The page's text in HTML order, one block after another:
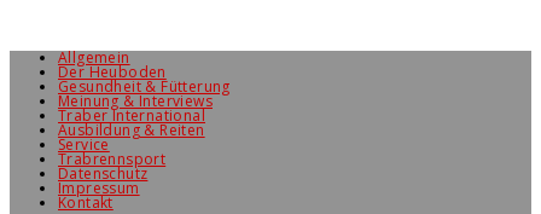
Allgemein
Der Heuboden
Gesundheit & Fütterung
Meinung & Interviews
Traber International
Ausbildung & Reiten
Service
Trabrennsport
Datenschutz
Impressum
Kontakt